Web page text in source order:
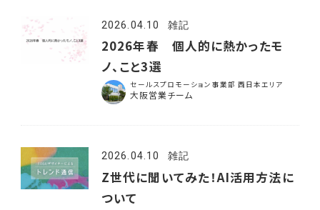
2026.04.10 雑記
2026年春 個人的に熱かったモ
ノ、こと3選
セールスプロモーション事業部 西日本エリア
大阪営業チーム
2026.04.10 雑記
Z世代に聞いてみた！AI活用方法に
ついて